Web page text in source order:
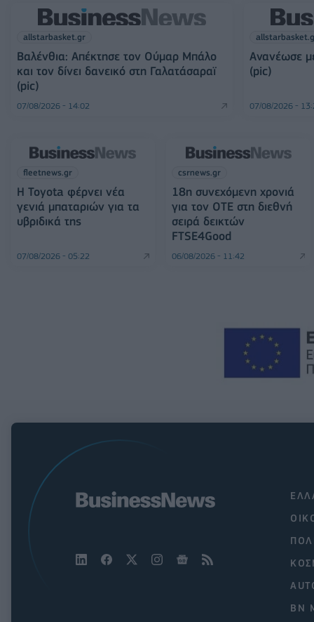
allstarbasket.gr
Βαλένθια: Απέκτησε τον Ούμαρ Μπάλο
και τον δίνει δανεικό στη Γαλατάσαραϊ
(pic)
07/08/2026 - 14:02
Ανανέωσε
(pic)
07/08/2026 -
fleetnews.gr
Η Toyota φέρνει νέα
γενιά μπαταριών για τα
υβριδικά της
07/08/2026 - 05:22
csrnews.gr
18η συνεχόμενη χρονιά
για τον ΟΤΕ στη διεθνή
σειρά δεικτών
FTSE4Good
06/08/2026 - 11:42
BN